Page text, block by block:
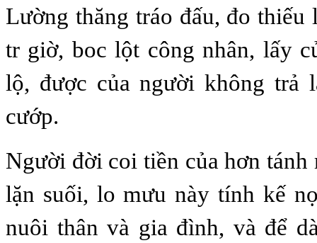
Lường thăng tráo đấu, đo thiếu
tr giờ, boc lột công nhân, lấy
lộ, được của người không trả
cướp.
Người đời coi tiền của hơn tánh
lặn suối, lo mưu này tính kế
nuôi thân và gia đình, và để